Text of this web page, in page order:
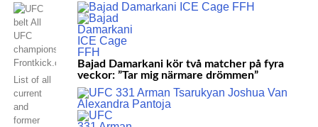
List of all
current
and
former
Bajad Damarkani kör två matcher på fyra
veckor: ”Tar mig närmare drömmen”